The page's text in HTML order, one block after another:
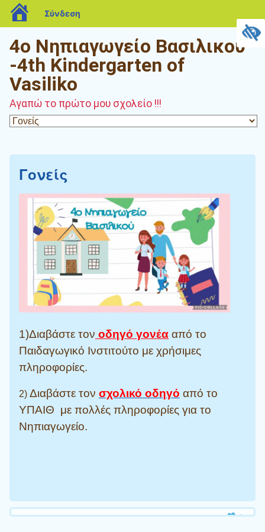
4o Νηπιαγωγείο Βασιλικού
-4th Kindergarten of
Vasiliko
Αγαπώ το πρώτο μου σχολείο !!!
Γονείς
1)Διαβάστε τον οδηγό γονέα από το
Παιδαγωγικό Ινστιτούτο με χρήσιμες
πληροφορίες.
2) Διαβάστε τον σχολικό οδηγό από το
ΥΠΑΙΘ με πολλές πληροφορίες για το
Νηπιαγωγείο.
blogs.sch.gr
Σύνδεση